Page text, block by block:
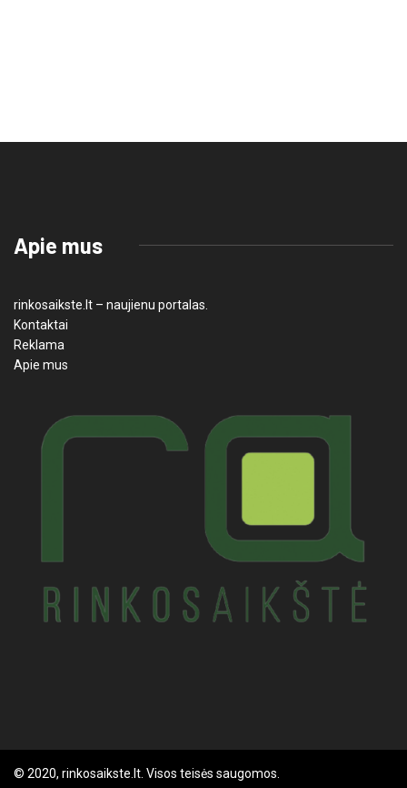
Apie mus
rinkosaikste.lt – naujienu portalas.
Kontaktai
Reklama
Apie mus
© 2020, rinkosaikste.lt. Visos teisės saugomos.